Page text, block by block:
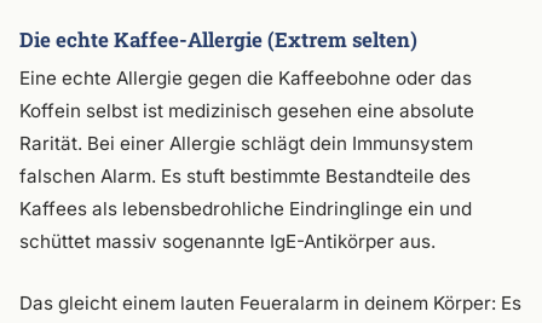
Die echte Kaffee-Allergie (Extrem selten)
Eine echte Allergie gegen die Kaffeebohne oder das
Koffein selbst ist medizinisch gesehen eine absolute
Rarität. Bei einer Allergie schlägt dein Immunsystem
falschen Alarm. Es stuft bestimmte Bestandteile des
Kaffees als lebensbedrohliche Eindringlinge ein und
schüttet massiv sogenannte IgE-Antikörper aus.
Das gleicht einem lauten Feueralarm in deinem Körper: Es